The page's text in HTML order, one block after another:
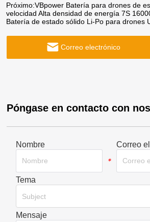
Próximo:VBpower Batería para drones de
velocidad Alta densidad de energía 7S
Batería de estado sólido Li-Po para drones
Correo electrónico
Póngase en contacto con
Nombre
*
Correo
Tema
Subject
Mensaje